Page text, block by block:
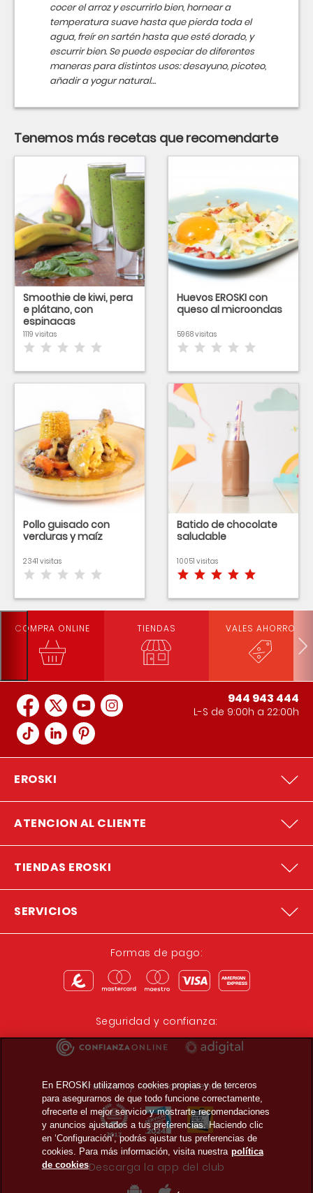
cocer el arroz y escurrirlo bien, hornear a
temperatura suave hasta que pierda toda el
agua, freír en sartén hasta que esté dorado, y
escurrir bien. Se puede especiar de diferentes
maneras para distintos usos: desayuno, picoteo,
añadir a yogur natural…
Tenemos más recetas que recomendarte
Smoothie de kiwi, pera
e plátano, con
espinacas
1119 visitas
Huevos EROSKI con
queso al microondas
5968 visitas
Pollo guisado con
verduras y maíz
2341 visitas
Batido de chocolate
saludable
10051 visitas
COMPRA ONLINE TIENDAS VALES AHORRO
944 943 444
L-S de 9:00h a 22:00h
EROSKI
ATENCION AL CLIENTE
TIENDAS EROSKI
SERVICIOS
Formas de pago:
Seguridad y confianza:
Premios y reconocimientos:
Descarga la app del club
En EROSKI utilizamos cookies propias y de terceros
para asegurarnos de que todo funcione correctamente,
ofrecerte el mejor servicio y mostrarte recomendaciones
y anuncios ajustados a tus preferencias. Haciendo clic
en ‘Configuración’, podrás ajustar tus preferencias de
cookies. Para más información, visita nuestra política
de cookies